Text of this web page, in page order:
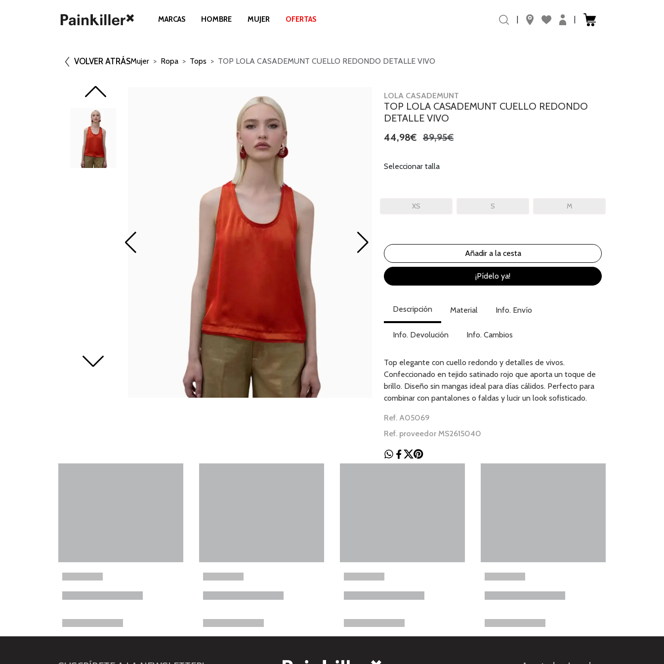
MARCAS HOMBRE MUJER OFERTAS | |
VOLVER ATRÁSMujer Ropa Tops TOP LOLA CASADEMUNT CUELLO REDONDO DETALLE VIVO
LOLA CASADEMUNT
TOP LOLA CASADEMUNT CUELLO REDONDO
DETALLE VIVO
44,98€ 89,95€
Seleccionar talla
XS S M
¡Pídelo ya!
Descripción Material Info. Envío
Info. Devolución Info. Cambios
Top elegante con cuello redondo y detalles de vivos.
Confeccionado en tejido satinado rojo que aporta un toque de
brillo. Diseño sin mangas ideal para días cálidos. Perfecto para
combinar con pantalones o faldas y lucir un look sofisticado.
Ref. A05069
Ref. proveedor MS2615040